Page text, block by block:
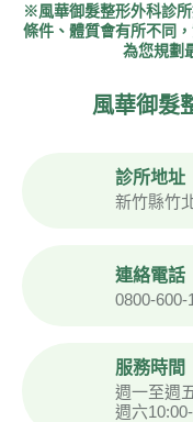
※風華御髮整形外科診
條件、體質會有所不同
為您規劃
風華御髮
診所地址
新竹縣竹
連絡電話
0800-600-
服務時間
週一至週
週六